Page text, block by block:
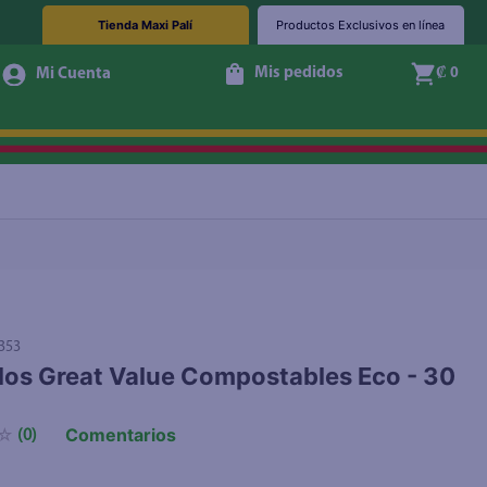
Tienda Maxi Palí Productos Exclusivos en línea
Mis pedidos ₡ 0
Great Value Compostables Eco - 30
☆ (0) Comentarios